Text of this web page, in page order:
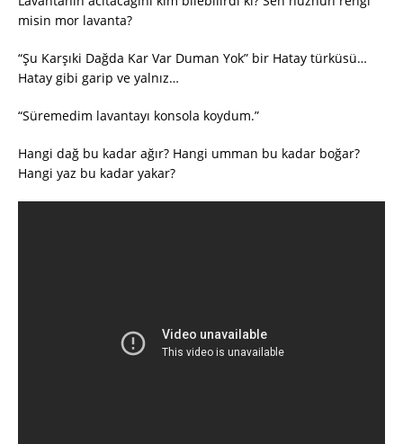
misin mor lavanta?
“Şu Karşıki Dağda Kar Var Duman Yok” bir Hatay türküsü…
Hatay gibi garip ve yalnız…
“Süremedim lavantayı konsola koydum.”
Hangi dağ bu kadar ağır? Hangi umman bu kadar boğar?
Hangi yaz bu kadar yakar?